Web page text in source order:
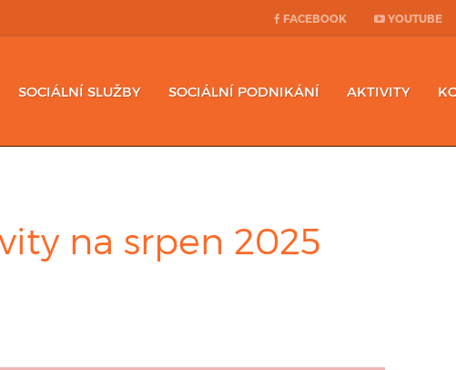
FACEBOOK YOUTUBE
SOCIÁLNÍ SLUŽBY SOCIÁLNÍ PODNIKÁNÍ AKTIVITY
na srpen 2025